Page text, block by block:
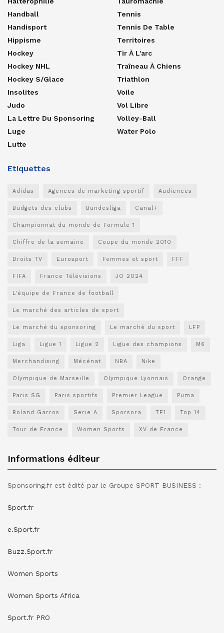
Handball
Handisport
Hippisme
Hockey
Hockey NHL
Hockey S/glace
Insolites
Judo
La Lettre Du Sponsoring
Luge
Lutte
Tennis
Tennis De Table
Territoires
Tir À L'arc
Traîneau À Chiens
Triathlon
Voile
Vol Libre
Volley-Ball
Water Polo
Etiquettes
Adidas Agences de marketing sportif Audiences
Budgets des clubs Bundesliga Canal+
Championnat du monde de Formule 1
Chiffre de la semaine Coupe du monde 2010
Droits TV Eurosport Femmes et sport FFF
FIFA France Télévisions JO 2024
L'équipe de France de football
Le marché des articles de sport
Le marché du sponsoring Le marché du sport LFP
Liga Ligue 1 Ligue 2 Ligue des champions M6
Merchandising Mécénat NBA Nike
Olympique de Marseille Olympique Lyonnais Orange
Paris SG Paris sportifs Premier League Puma
Roland Garros Serie A Sporsora TF1 Top 14
Tour de France Women Sports XV de France
Informations éditeur
Sponsoring.fr est édité par le Groupe SPORT BUSINESS :
Sport.fr
e.Sport.fr
Buzz.Sport.fr
Women Sports
Women Sports Africa
Sport.fr PRO